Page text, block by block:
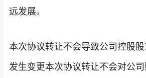
远发展。
本次协议转让不会导致公司控股
发生变更本次协议转让不会对公